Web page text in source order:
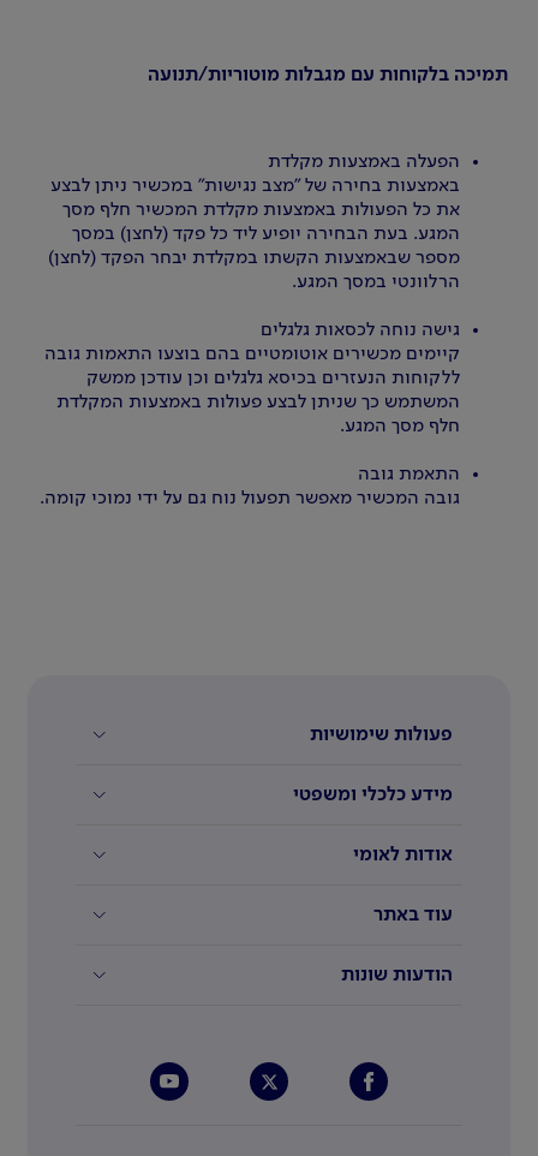
תמיכה בלקוחות עם מגבלות מוטוריות/תנועה
הפעלה באמצעות מקלדת
באמצעות בחירה של "מצב נגישות" במכשיר ניתן לבצע
את כל הפעולות באמצעות מקלדת המכשיר חלף מסך
המגע. בעת הבחירה יופיע ליד כל פקד (לחצן) במסך
מספר שבאמצעות הקשתו במקלדת יבחר הפקד (לחצן)
הרלוונטי במסך המגע.
גישה נוחה לכסאות גלגלים
קיימים מכשירים אוטומטיים בהם בוצעו התאמות גובה
ללקוחות הנעזרים בכיסא גלגלים וכן עודכן ממשק
המשתמש כך שניתן לבצע פעולות באמצעות המקלדת
חלף מסך המגע.
התאמת גובה
גובה המכשיר מאפשר תפעול נוח גם על ידי נמוכי קומה.
פעולות שימושיות
מידע כלכלי ומשפטי
אודות לאומי
עוד באתר
הודעות שונות